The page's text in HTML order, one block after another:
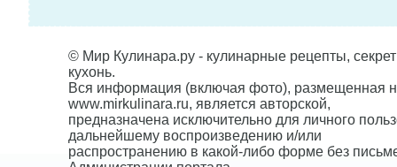
© Мир Кулинара.ру - кулинарные рецепты,
кухонь.
Вся информация (включая фото), размещенная
www.mirkulinara.ru, является авторской,
предназначена исключительно для личного
дальнейшему воспроизведению и/или
распространению в какой-либо форме без